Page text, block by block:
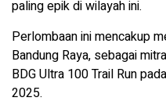
paling epik di wilayah ini.
Perlombaan ini mencakup
Bandung Raya, sebagai
BDG Ultra 100 Trail Run
2025.